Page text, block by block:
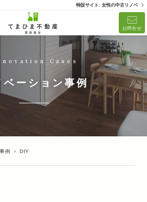
特設サイト: 女性の中古リノベ
お問合せ
Cases
ベーション事例
例 › DIY